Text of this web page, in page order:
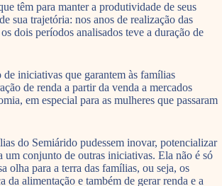
têm para manter a produtividade de seus
sua trajetória: nos anos de realização das
dois períodos analisados teve a duração de
iniciativas que garantem às famílias
de renda a partir da venda a mercados
em especial para as mulheres que passaram
do Semiárido pudessem inovar, potencializar
um conjunto de outras iniciativas. Ela não é só
olha para a terra das famílias, ou seja, os
alimentação e também de gerar renda e a